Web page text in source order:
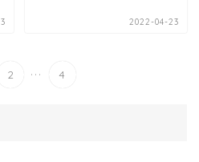
2022-04-23
2 ... 4